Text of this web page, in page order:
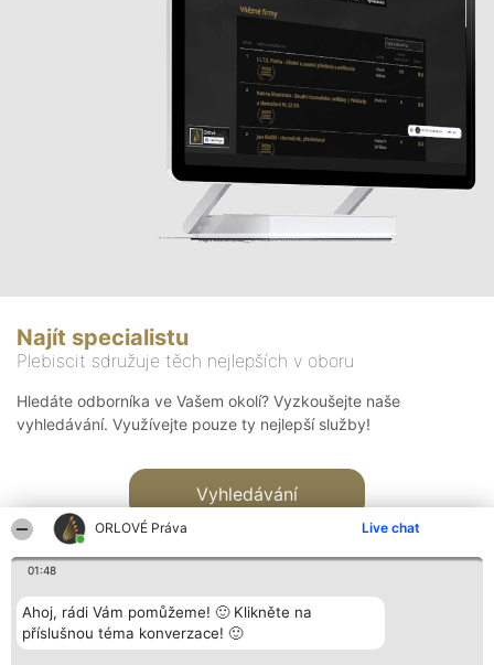
ORLOVÉ Práva Live chat
01:48
Ahoj, rádi Vám pomůžeme! 🙂 Klikněte na
příslušnou téma konverzace! 🙂
Najít specialistu
Plebiscit sdružuje těch nejlepších v oboru
Hledáte odborníka ve Vašem okolí? Vyzkoušejte naše
vyhledávání. Využívejte pouze ty nejlepší služby!
Vyhledávání